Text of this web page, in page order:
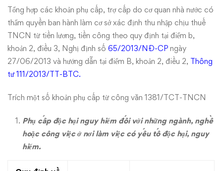
cấp,
trợ
cấp
do
cơ
quan
nhà
nước
Tổng hợp các khoản phụ cấp, trợ cấp do cơ quan nhà nước có
thẩm quyền ban hành làm cơ sở xác định thu nhập chịu thuế
TNCN từ tiền lương, tiền công theo quy định tại điểm b,
khoản 2, điều 3, Nghị định số 65/2013/NĐ-CP ngày
27/06/2013 và hướng dẫn tại điểm B, khoản 2, điều 2, Thông
tư 111/2013/TT-BTC.
Trích một số khoản phụ cấp từ công văn 1381/TCT-TNCN
Phụ cấp độc hại nguy hiểm đối với những ngành, nghề
hoặc công việc ở nơi làm việc có yếu tố độc hại, nguy
hiểm.